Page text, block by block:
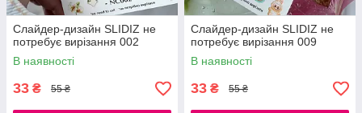
Слайдер-дизайн SLIDIZ не
потребує вирізання 002
В наявності
33 ₴ 55 ₴
Слайдер-дизайн SLIDIZ не
потребує вирізання 009
В наявності
33 ₴ 55 ₴